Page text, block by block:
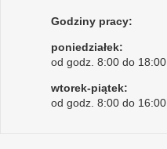
Godziny pracy:
poniedziałek:
od godz. 8:00 do 18:00
wtorek-piątek:
od godz. 8:00 do 16:00